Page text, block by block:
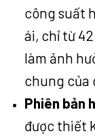
công suất
ái, chỉ từ
làm ảnh
chung của
Phiên bản
được thiết